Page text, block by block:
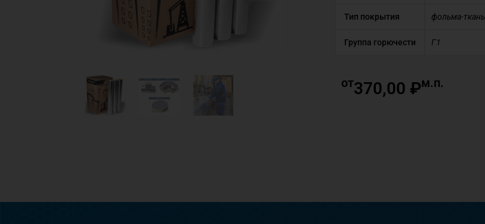
Тип покрытия фольма-ткань
Группа горючести Г1
от370,00 ₽м.п.